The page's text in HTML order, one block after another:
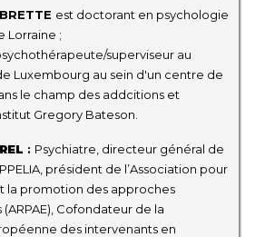
est doctorant en psychologie
Lorraine ;
superviseur au
Luxembourg au sein d'un centre de
le champ des addcitions et
Gregory Bateson.
: Psychiatre, directeur général de
président de l’Association pour
la promotion des approches
Cofondateur de la
des intervenants en